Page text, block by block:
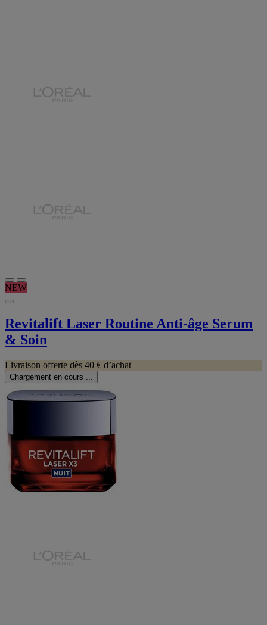
NEW
Revitalift Laser Routine Anti-âge Serum
& Soin
Livraison offerte dès 40 € d’achat
Chargement en cours ...